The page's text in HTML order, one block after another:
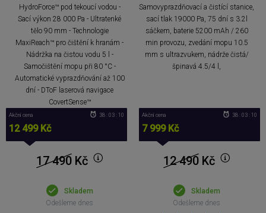
HydroForce™ pod tekoucí vodou -
Sací výkon 28 000 Pa - Ultratenké
tělo 90 mm - Technologie
MaxiReach™ pro čištění k hranám -
Nádržka na čistou vodu 5 l -
Samočištění mopu při 80 °C -
Automatické vyprazdňování až 100
dní - DToF laserová navigace
CovertSense™
Akční cena
12 499 Kč
38 : 03 : 09
17 490Kč
Skladem
Odešleme dnes
Samovyprazdňovací a čistící stanice,
sací tlak 19000 Pa, 75 dní s 3.2l
sáčkem, baterie 5200 mAh / 260
min provozu, zvedání mopu 10.5
mm s ultrazvukem, nádrže čistá/
špinavá 4.5/4 l,
Akční cena
7 999 Kč
38 : 03 : 09
12 490Kč
Skladem
Odešleme dnes